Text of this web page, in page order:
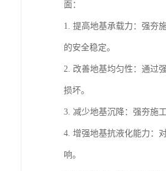
面：
1. 提高地基承载力：强夯
的安全稳定。
2. 改善地基均匀性：通过
损坏。
3. 减少地基沉降：强夯施
4. 增强地基抗液化能力：
响。